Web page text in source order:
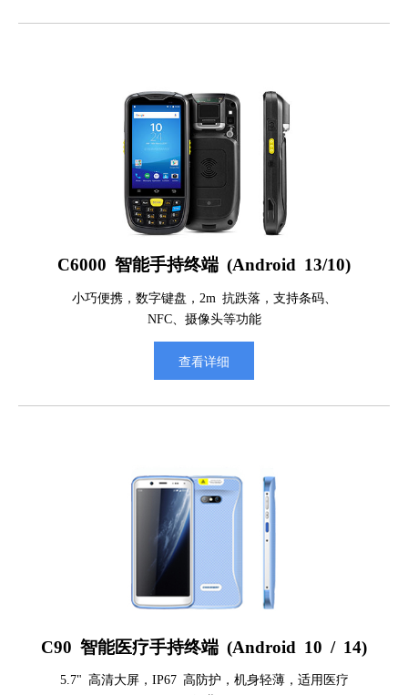
C6000 智能手持终端 (Android 13/10)
小巧便携，数字键盘，2m 抗跌落，支持条码、
NFC、摄像头等功能
查看详细
C90 智能医疗手持终端 (Android 10 / 14)
5.7" 高清大屏，IP67 高防护，机身轻薄，适用医疗